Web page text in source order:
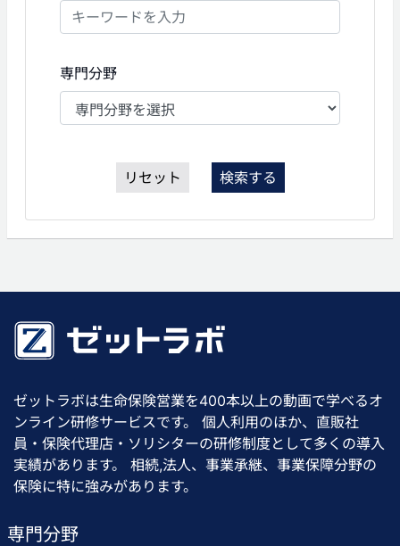
専門分野
リセット 検索する
ゼットラボは生命保険営業を400本以上の動画で学べるオ
ンライン研修サービスです。 個人利用のほか、直販社
員・保険代理店・ソリシターの研修制度として多くの導入
実績があります。 相続,法人、事業承継、事業保障分野の
保険に特に強みがあります。
専門分野